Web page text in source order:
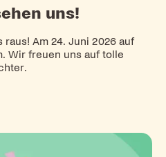
uns!
raus! Am 24. Juni 2026 auf
Wir freuen uns auf tolle